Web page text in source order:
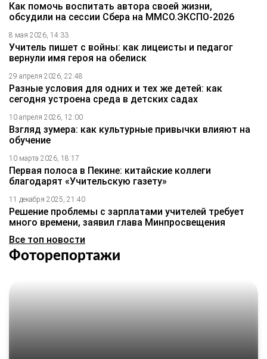
Как помочь воспитать автора своей жизни,
обсудили на сессии Сбера на ММСО.ЭКСПО-2026
8 мая 2026, 14:33
Учитель пишет с войны: как лицеисты и педагог
вернули имя героя на обелиск
29 апреля 2026, 22:48
Разные условия для одних и тех же детей: как
сегодня устроена среда в детских садах
10 апреля 2026, 12:00
Взгляд зумера: как культурные привычки влияют на
обучение
10 марта 2026, 18:17
Первая полоса в Пекине: китайские коллеги
благодарят «Учительскую газету»
11 декабря 2025, 21:40
Решение проблемы с зарплатами учителей требует
много времени, заявил глава Минпросвещения
Все топ новости
Фоторепортажи